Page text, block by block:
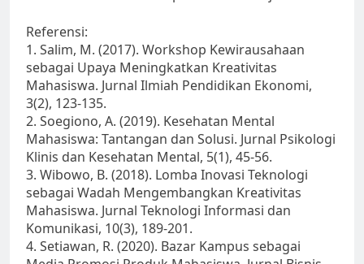
Referensi:
1. Salim, M. (2017). Workshop Kewirausahaan
sebagai Upaya Meningkatkan Kreativitas
Mahasiswa. Jurnal Ilmiah Pendidikan Ekonomi,
3(2), 123-135.
2. Soegiono, A. (2019). Kesehatan Mental
Mahasiswa: Tantangan dan Solusi. Jurnal Psikologi
Klinis dan Kesehatan Mental, 5(1), 45-56.
3. Wibowo, B. (2018). Lomba Inovasi Teknologi
sebagai Wadah Mengembangkan Kreativitas
Mahasiswa. Jurnal Teknologi Informasi dan
Komunikasi, 10(3), 189-201.
4. Setiawan, R. (2020). Bazar Kampus sebagai